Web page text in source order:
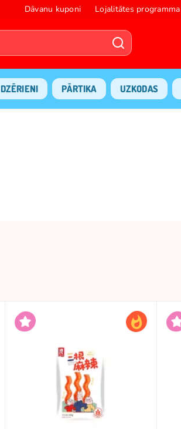
Dāvanu kuponi Lojalitātes programma
DZĒRIENI PĀRTIKA UZKODAS